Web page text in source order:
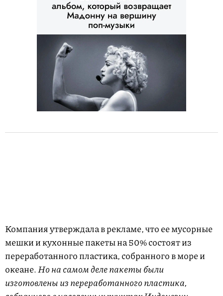
Компания утверждала в рекламе, что ее мусорные
мешки и кухонные пакеты на 50% состоят из
переработанного пластика, собранного в море и
океане.Но на самом деле пакеты были
изготовлены из переработанного пластика,